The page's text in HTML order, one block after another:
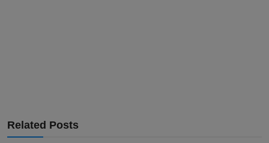
Related Posts